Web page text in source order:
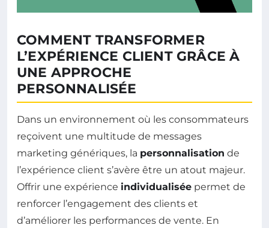
COMMENT TRANSFORMER
L’EXPÉRIENCE CLIENT GRÂCE À
UNE APPROCHE
PERSONNALISÉE
Dans un environnement où les consommateurs
reçoivent une multitude de messages
marketing génériques, la personnalisation de
l’expérience client s’avère être un atout majeur.
Offrir une expérience individualisée permet de
renforcer l’engagement des clients et
d’améliorer les performances de vente. En